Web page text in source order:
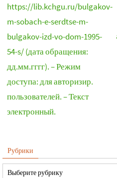
https://lib.kchgu.ru/bulgakov-
m-sobach-e-serdtse-m-
bulgakov-izd-vo-dom-1995-
54-s/ (дата обращения:
дд.мм.гггг). – Режим
доступа: для авторизир.
пользователей. – Текст
электронный.
Рубрики